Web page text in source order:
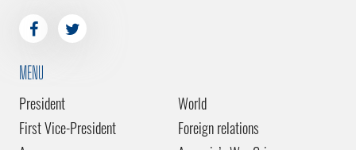
MENU
President
First Vice-President
World
Foreign relations